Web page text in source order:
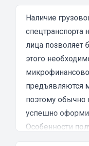
затянутым и
Никакого
Разочарование и
испытал в
Наличие
спецтранспорта
лица позволяет
этого
предъявляются
поэтому обычно
успешно
Особенности
ПТС для